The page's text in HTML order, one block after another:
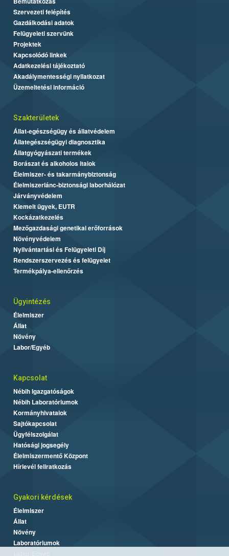
Szervezeti felépítés
Gazdálkodási adatok
Felügyeleti szervünk
Projektek
Kapcsolódó linkek
Adatkezelési tájékoztató
Akadálymentességi nyilatkozat
Üzemeltetési információ
Szakterületek
Állat-egészségügy és állatvédelem
Állategészségügyi diagnosztika
Állatgyógyászati termékek
Borászat és alkoholos italok
Élelmiszer- és takarmánybiztonság
Élelmiszerlánc-biztonsági laborhálózat
Járványvédelem
Kiemelt ügyek, EUTR
Kockázatkezelés
Mezőgazdasági genetikai erőforrások
Növényvédelem
Nyilvántartási és Felügyeleti Díj
Rendszerszervezés és felügyelet
Termékpálya-ellenőrzés
Ügyintézés
Élelmiszer
Állat
Növény
Labor/Egyéb
Kapcsolat
Nébih Igazgatóságok
Nébih Laboratóriumok
Kormányhivatalok
Sajtókapcsolat
Ügyfélszolgálat
Hatósági jogsegély
Élelmiszermentő Központ
Hírlevél feliratkozás
Gyakori kérdések
Élelmiszer
Állat
Növény
Laboratóriumok